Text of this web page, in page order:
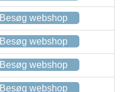
Besøg webshop
Besøg webshop
Besøg webshop
Besøg webshop